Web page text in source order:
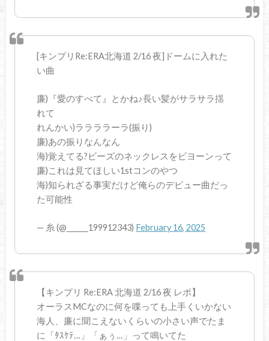
[キンプリRe:ERA北海道 2/16 夜]ドームに入れた
い曲
廉)『愛のすべて』とかね♪長い髪がサラサラ揺
れて
れんかい)ララララーラ(振り)
廉)あの振りなんなん
海)覚えてる?ビーズのネックレスをビヨーンって
廉)これは見てほしい1stコンのやつ
海)知られざる事実だけど俺らのデビュー曲だっ
た可能性
— 糸 (@______199912343) February 16, 2025
【キンプリ Re:ERA 北海道 2/16 夜 レポ】
オーラスMCなのに何を喋っても上手くいかない
海人、廉に聞こえないくらいの小さい声でたま
に「ﾀｽｹﾃ…」「ぁぅ…」って鳴いてた